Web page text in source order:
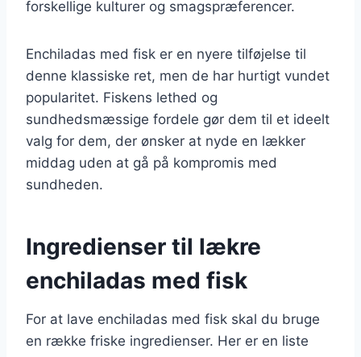
forskellige kulturer og smagspræferencer.
Enchiladas med fisk er en nyere tilføjelse til
denne klassiske ret, men de har hurtigt vundet
popularitet. Fiskens lethed og
sundhedsmæssige fordele gør dem til et ideelt
valg for dem, der ønsker at nyde en lækker
middag uden at gå på kompromis med
sundheden.
Ingredienser til lækre
enchiladas med fisk
For at lave enchiladas med fisk skal du bruge
en række friske ingredienser. Her er en liste